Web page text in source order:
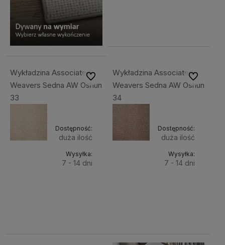
Wykładzina Associated
Weavers Sedna AW Oshun
33
Dostępność:
duża ilość
Wysyłka:
7 - 14 dni
Do ulubionychWykładzina Associated
Weavers Sedna AW Oshun
34
Dostępność:
duża ilość
Wysyłka:
7 - 14 dni
Do